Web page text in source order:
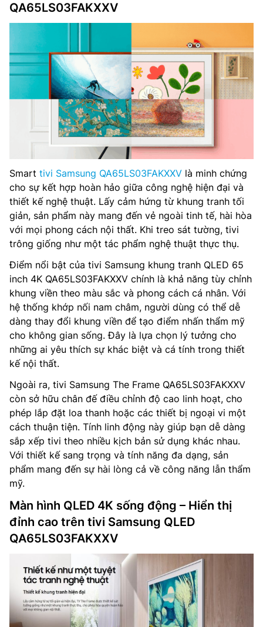
QA65LS03FAKXXV
Smart tivi Samsung QA65LS03FAKXXV là minh chứng
cho sự kết hợp hoàn hảo giữa công nghệ hiện đại và
thiết kế nghệ thuật. Lấy cảm hứng từ khung tranh tối
giản, sản phẩm này mang đến vẻ ngoài tinh tế, hài hòa
với mọi phong cách nội thất. Khi treo sát tường, tivi
trông giống như một tác phẩm nghệ thuật thực thụ.
Điểm nổi bật của tivi Samsung khung tranh QLED 65
inch 4K QA65LS03FAKXXV chính là khả năng tùy chỉnh
khung viền theo màu sắc và phong cách cá nhân. Với
hệ thống khớp nối nam châm, người dùng có thể dễ
dàng thay đổi khung viền để tạo điểm nhấn thẩm mỹ
cho không gian sống. Đây là lựa chọn lý tưởng cho
những ai yêu thích sự khác biệt và cá tính trong thiết
kế nội thất.
Ngoài ra, tivi Samsung The Frame QA65LS03FAKXXV
còn sở hữu chân đế điều chỉnh độ cao linh hoạt, cho
phép lắp đặt loa thanh hoặc các thiết bị ngoại vi một
cách thuận tiện. Tính linh động này giúp bạn dễ dàng
sắp xếp tivi theo nhiều kịch bản sử dụng khác nhau.
Với thiết kế sang trọng và tính năng đa dạng, sản
phẩm mang đến sự hài lòng cả về công năng lẫn thẩm
mỹ.
Màn hình QLED 4K sống động – Hiển thị
đỉnh cao trên tivi Samsung QLED
QA65LS03FAKXXV